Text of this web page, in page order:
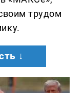
трудом
↓